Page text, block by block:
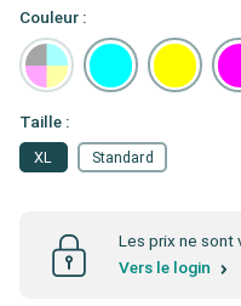
Couleur :
Taille :
Standard
XL
Les prix ne sont
Vers le login